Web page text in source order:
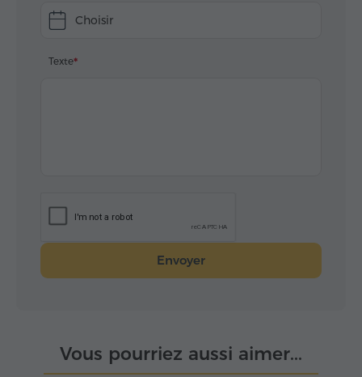
Choisir
Texte
Envoyer
Vous pourriez aussi aimer...